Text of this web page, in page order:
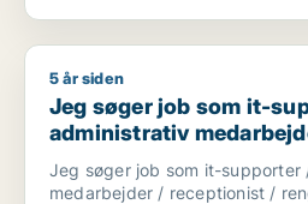
Jeg søger job som it-
5 år siden
Jeg søger job som it-
administrativ
rengøringsassistent /
køkkenmedarbejder
Jeg søger job som it-supporter
medarbejder / receptionist /